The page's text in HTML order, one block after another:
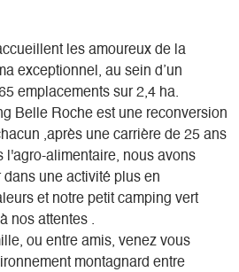
les amoureux de la
exceptionnel, au sein d’un
emplacements sur 2,4 ha.
Belle Roche est une reconversion
,après une carrière de 25 ans
l'agro-alimentaire, nous avons
une activité plus en
et notre petit camping vert
nos attentes .
ou entre amis, venez vous
montagnard entre